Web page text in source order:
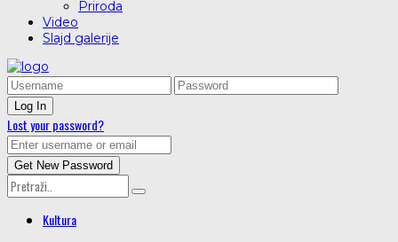
Priroda
Video
Slajd galerije
Lost your password?
Kultura